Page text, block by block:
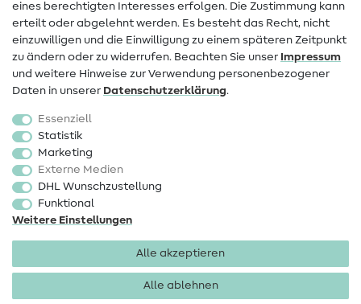
Widerrufsrecht
Beliebt
Stoffe
Sale
Schnittmuster
eines berechtigten Interesses erfolgen. Die Zustimmung kann
erteilt oder abgelehnt werden. Es besteht das Recht, nicht
einzuwilligen und die Einwilligung zu einem späteren Zeitpunkt
zu ändern oder zu widerrufen. Beachten Sie unser Impressum
und weitere Hinweise zur Verwendung personenbezogener
Daten in unserer Daten­schutz­erklärung.
Essenziell
Statistik
Marketing
Externe Medien
DHL Wunschzustellung
Funktional
Weitere Einstellungen
Alle akzeptieren
Alle ablehnen
Impressum Datenschutz
AGB